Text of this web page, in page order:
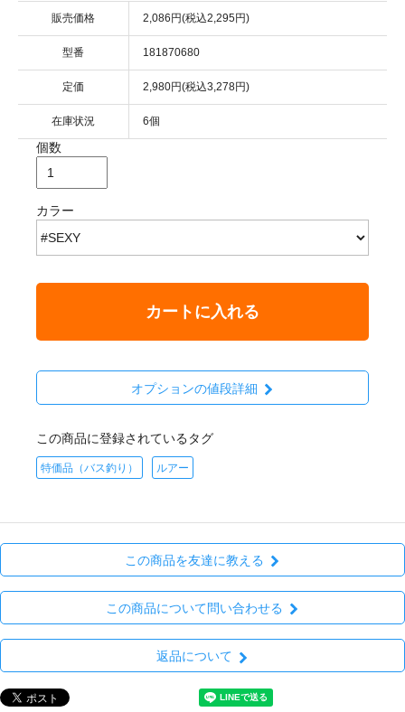
販売価格 2,086円(税込2,295円)
型番 181870680
定価 2,980円(税込3,278円)
在庫状況 6個
個数
カラー
カートに入れる
オプションの値段詳細
この商品に登録されているタグ
特価品（バス釣り） ルアー
この商品を友達に教える
この商品について問い合わせる
返品について